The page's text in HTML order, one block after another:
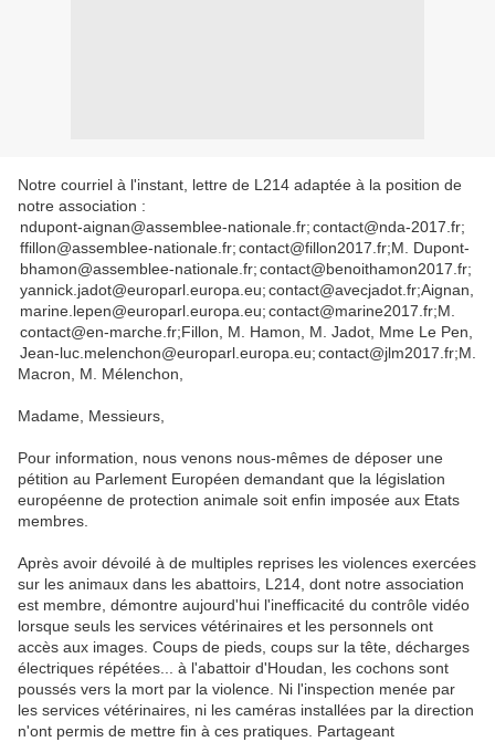
Notre courriel à l'instant, lettre de L214 adaptée à la position de
notre association :
ndupont-aignan@assemblee-nationale.fr;contact@nda-2017.fr;
ffillon@assemblee-nationale.fr;contact@fillon2017.fr;
bhamon@assemblee-nationale.fr;contact@benoithamon2017.fr;
yannick.jadot@europarl.europa.eu;contact@avecjadot.fr;
marine.lepen@europarl.europa.eu;contact@marine2017.fr;
contact@en-marche.fr;
Jean-luc.melenchon@europarl.europa.eu;contact@jlm2017.fr;
M. Dupont-
Aignan,
M.
Fillon, M. Hamon, M. Jadot, Mme Le Pen,
M.
Macron, M. Mélenchon,
Madame, Messieurs,
Pour information, nous venons nous-mêmes de déposer une
pétition au Parlement Européen demandant que la législation
européenne de protection animale soit enfin imposée aux Etats
membres.
Après avoir dévoilé à de multiples reprises les violences exercées
sur les animaux dans les abattoirs, L214, dont notre association
est membre, démontre aujourd'hui l'inefficacité du contrôle vidéo
lorsque seuls les services vétérinaires et les personnels ont
accès aux images. Coups de pieds, coups sur la tête, décharges
électriques répétées... à l'abattoir d'Houdan, les cochons sont
poussés vers la mort par la violence. Ni l'inspection menée par
les services vétérinaires, ni les caméras installées par la direction
n'ont permis de mettre fin à ces pratiques. Partageant